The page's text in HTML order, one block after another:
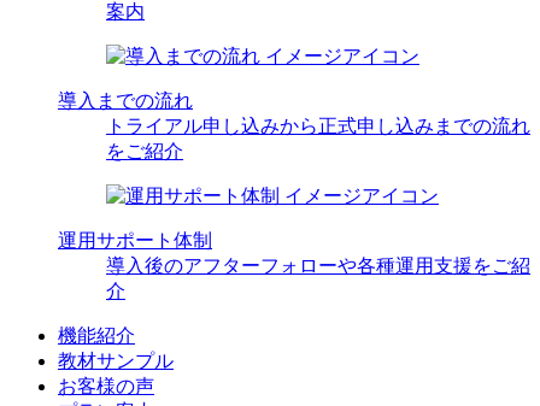
案内
導入までの流れ
トライアル申し込みから正式申し込みまでの流れ
をご紹介
運用サポート体制
導入後のアフターフォローや各種運用支援をご紹
介
機能紹介
教材サンプル
お客様の声